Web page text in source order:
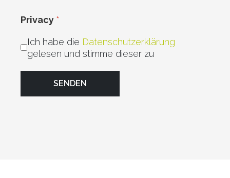
Privacy *
Ich habe die Datenschutzerklärung
gelesen und stimme dieser zu
SENDEN